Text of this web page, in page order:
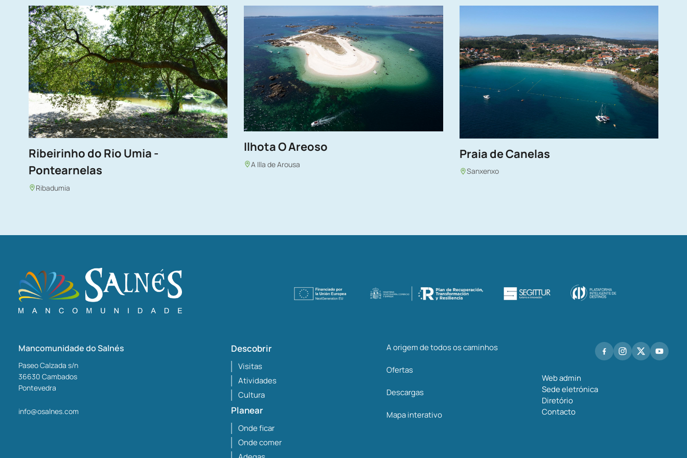
Ribeirinho do Rio Umia -
Pontearnelas
Ribadumia
Ilhota O Areoso
A Illa de Arousa
Praia de Canelas
Sanxenxo
Mancomunidade do Salnés
Paseo Calzada s/n
36630 Cambados
Pontevedra
info@osalnes.com
Descobrir
Visitas
Atividades
Cultura
Planear
Onde ficar
Onde comer
A origem de todos os caminhos
Ofertas
Descargas
Mapa interativo
Web admin
Sede eletrónica
Diretório
Contacto